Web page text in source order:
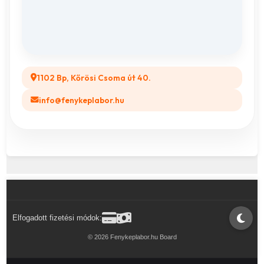
1102 Bp, Kőrösi Csoma út 40.
info@fenykeplabor.hu
Elfogadott fizetési módok:
© 2026 Fenykeplabor.hu Board